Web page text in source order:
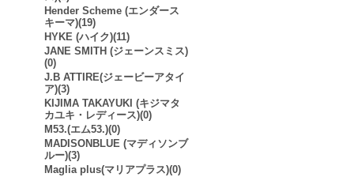
Hender Scheme (エンダース
キーマ)(19)
HYKE (ハイク)(11)
JANE SMITH (ジェーンスミス)
(0)
J.B ATTIRE(ジェービーアタイ
ア)(3)
KIJIMA TAKAYUKI (キジマタ
カユキ・レディース)(0)
M53.(エム53.)(0)
MADISONBLUE (マディソンブ
ルー)(3)
Maglia plus(マリアプラス)(0)